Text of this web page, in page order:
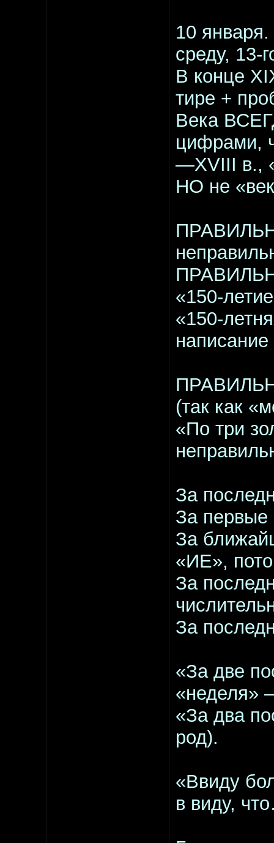
10
среду,
В конце
тире +
Века
цифрами,
—ХVIII в.,
НО не
«150-
«150-
(так как
«По три
За
За первые
За
«ИЕ»,
За
За
«За две
«неделя»
«За два
род).
«Ввиду
в виду,